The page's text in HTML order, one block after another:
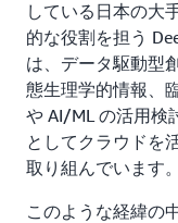
している日本の大
的な役割を担う
は、データ駆動型
態生理学的情報、
や AI/ML の活用検
としてクラウドを
取り組んでいます。
このような経緯の